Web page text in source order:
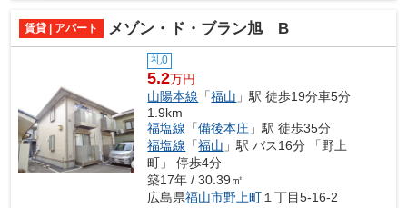
賃貸 | アパート メゾン・ド・ブラン旭 B
礼0
5.2万円
山陽本線 「福山 」駅 徒歩19分車5分
1.9km
福塩線 「備後本庄 」駅 徒歩35分
福塩線 「福山 」駅 バス16分 「野上
町」 停歩4分
築17年 / 30.39㎡
広島県福山市野上町 １丁目5-16-2